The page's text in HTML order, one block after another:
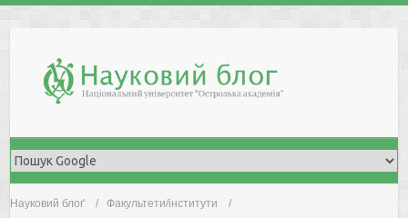
Науковий блоґ
Факультети/інститути